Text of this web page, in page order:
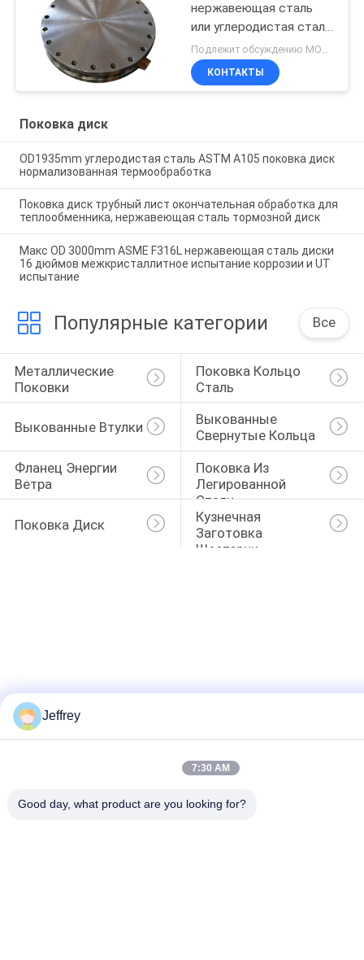
нержавеющая сталь
или углеродистая сталь
или сплавная сталь
кованый диск
КОНТАКТЫ
Поковка диск
OD1935mm углеродистая сталь ASTM A105 поковка диск
нормализованная термообработка
Поковка диск трубный лист окончательная обработка для
теплообменника, нержавеющая сталь тормозной диск
Maкс OD 3000mm ASME F316L нержавеющая сталь диски
16 дюймов межкристаллитное испытание коррозии и UT
испытание
Популярные категории Все
Металлические
Поковки
Поковка Кольцо
Сталь
Выкованные Втулки
Выкованные
Свернутые Кольца
Фланец Энергии
Ветра
Поковка Из
Легированной
Стали
Поковка Диск
Кузнечная
Заготовка
Шестерни
Jeffrey
7:30 AM
Good day, what product are you looking for?